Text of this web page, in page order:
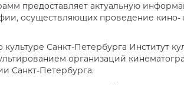
предоставляет актуальную
осуществляющих проведение
Санкт-Петербурга Институт
организаций
Санкт-Петербурга.